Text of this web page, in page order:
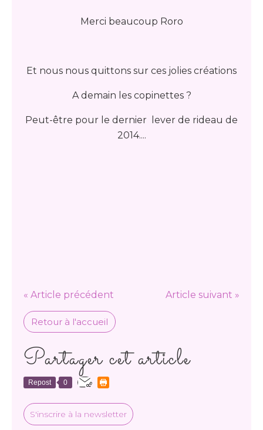
Merci beaucoup Roro
Et nous nous quittons sur ces jolies créations
A demain les copinettes ?
Peut-être pour le dernier lever de rideau de
2014....
« Article précédent Article suivant »
Retour à l'accueil
Partager cet article
Repost 0
S'inscrire à la newsletter